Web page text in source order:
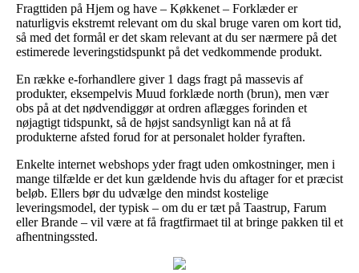
Fragttiden på Hjem og have – Køkkenet – Forklæder er
naturligvis ekstremt relevant om du skal bruge varen om kort tid,
så med det formål er det skam relevant at du ser nærmere på det
estimerede leveringstidspunkt på det vedkommende produkt.
En række e-forhandlere giver 1 dags fragt på massevis af
produkter, eksempelvis Muud forklæde north (brun), men vær
obs på at det nødvendiggør at ordren aflægges forinden et
nøjagtigt tidspunkt, så de højst sandsynligt kan nå at få
produkterne afsted forud for at personalet holder fyraften.
Enkelte internet webshops yder fragt uden omkostninger, men i
mange tilfælde er det kun gældende hvis du aftager for et præcist
beløb. Ellers bør du udvælge den mindst kostelige
leveringsmodel, der typisk – om du er tæt på Taastrup, Farum
eller Brande – vil være at få fragtfirmaet til at bringe pakken til et
afhentningssted.